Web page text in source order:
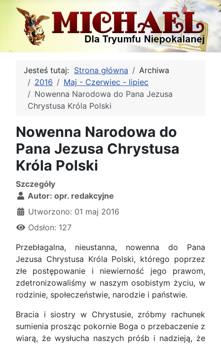
Jesteś tutaj: Strona główna
Archiwa
2016
Maj - Czerwiec - lipiec
Nowenna Narodowa do Pana Jezusa
Chrystusa Króla Polski
Nowenna Narodowa do
Pana Jezusa Chrystusa
Króla Polski
Szczegóły
Autor: opr. redakcyjne
Utworzono: 01 maj 2016
Odsłon: 127
Przebłagalna, nieustanna, nowenna do Pana
Jezusa Chrystusa Króla Polski, którego poprzez
złe postępowanie i niewierność jego prawom,
zdetronizowaliśmy w naszym osobistym życiu, w
rodzinie, społeczeństwie, narodzie i państwie.
Bracia i siostry w Chrystusie, zróbmy rachunek
sumienia prosząc pokornie Boga o przebaczenie z
wiarą, że wysłucha naszych próśb i nadzieją, że